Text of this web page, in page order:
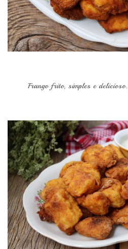
Frango frito, simples e delicioso.